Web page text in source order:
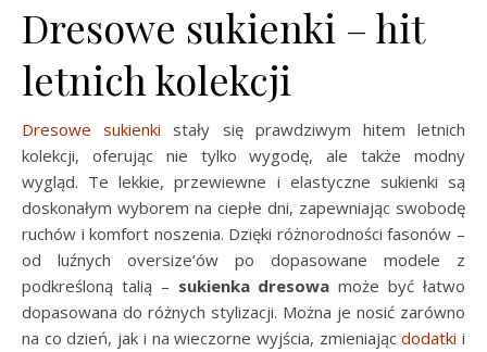
Dresowe sukienki – hit
letnich kolekcji
Dresowe sukienki stały się prawdziwym hitem letnich
kolekcji, oferując nie tylko wygodę, ale także modny
wygląd. Te lekkie, przewiewne i elastyczne sukienki są
doskonałym wyborem na ciepłe dni, zapewniając swobodę
ruchów i komfort noszenia. Dzięki różnorodności fasonów –
od luźnych oversize’ów po dopasowane modele z
podkreśloną talią – sukienka dresowa może być łatwo
dopasowana do różnych stylizacji. Można je nosić zarówno
na co dzień, jak i na wieczorne wyjścia, zmieniającdodatki i